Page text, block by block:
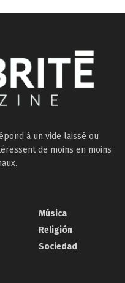
à un vide laissé ou
de moins en moins
Música
Religión
Sociedad